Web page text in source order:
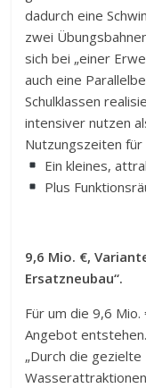
dadurch eine
zwei
sich bei „einer
auch eine
Schulklassen
intensiver nutzen
Nutzungszeiten
Ein kleines,
Plus
9,6 Mio. €,
Ersatzneubau“.
Für um die 9,6
Angebot
„Durch die